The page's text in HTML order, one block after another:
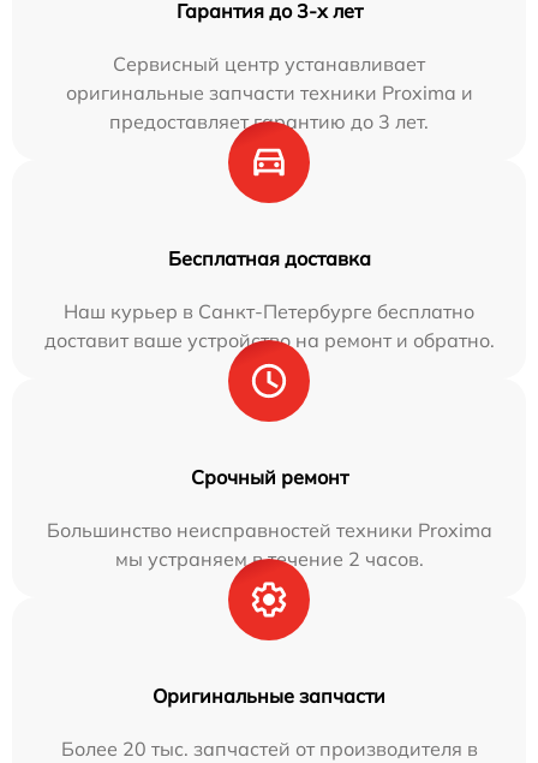
Гарантия до 3-х лет
Сервисный центр устанавливает
оригинальные запчасти техники Proxima и
предоставляет гарантию до 3 лет.
Бесплатная доставка
Наш курьер в Санкт-Петербурге бесплатно
доставит ваше устройство на ремонт и обратно.
Срочный ремонт
Большинство неисправностей техники Proxima
мы устраняем в течение 2 часов.
Оригинальные запчасти
Более 20 тыс. запчастей от производителя в